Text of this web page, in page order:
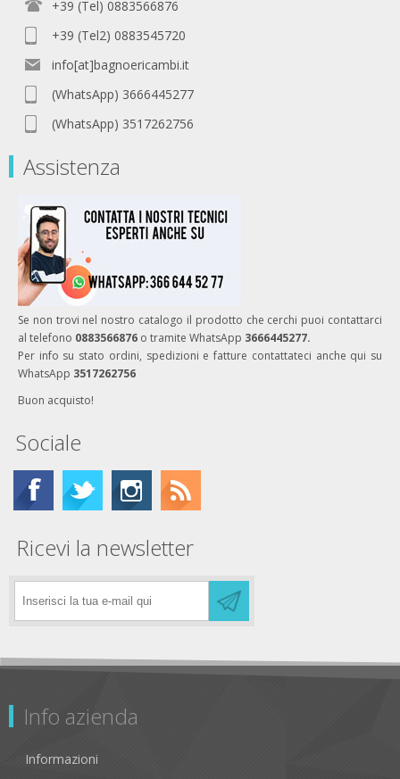
+39 (Tel) 0883566876
+39 (Tel2) 0883545720
info[at]bagnoericambi.it
(WhatsApp) 3666445277
(WhatsApp) 3517262756
Assistenza
Se non trovi nel nostro catalogo il prodotto che cerchi puoi contattarci
al telefono 0883566876 o tramite WhatsApp 3666445277.
Per info su stato ordini, spedizioni e fatture contattateci anche qui su
WhatsApp 3517262756
Buon acquisto!
Sociale
Ricevi la newsletter
Info azienda
Informazioni